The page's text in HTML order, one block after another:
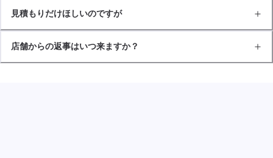
見積もりだけほしいのですが
店舗からの返事はいつ来ますか？